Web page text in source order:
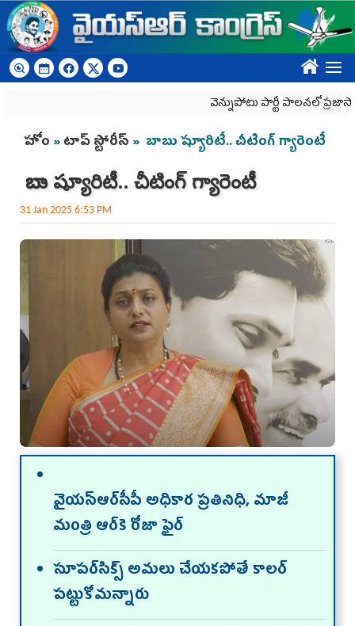
Skip to main content
????
వెన్నుపోటు పార్టీ పాలనలో ప్రజాస్వామ్యం
You are here
హోం »టాప్ స్టోరీస్ » బాబు ష్యూరిటీ.. చీటింగ్‌ గ్యారెంటీ
బాబు ష్యూరిటీ.. చీటింగ్‌ గ్యారెంటీ
31 Jan 2025 6:53 PM
వైయ‌స్ఆర్‌సీపీ అధికార ప్ర‌తినిధి, మాజీ
మంత్రి ఆర్‌కె రోజా ఫైర్‌
సూపర్‌సిక్స్‌ అమలు చేయకపోతే కాలర్‌
పట్టుకోమన్నారు